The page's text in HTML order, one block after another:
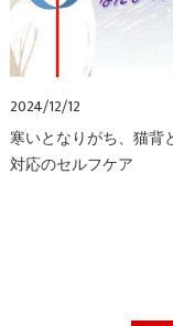
2024/12/12
寒いとなりがち、猫背
対応のセルフケア